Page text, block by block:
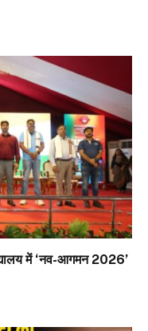
में ‘नव-आगमन 2026’